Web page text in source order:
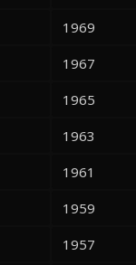
1969
1967
1965
1963
1961
1959
1957